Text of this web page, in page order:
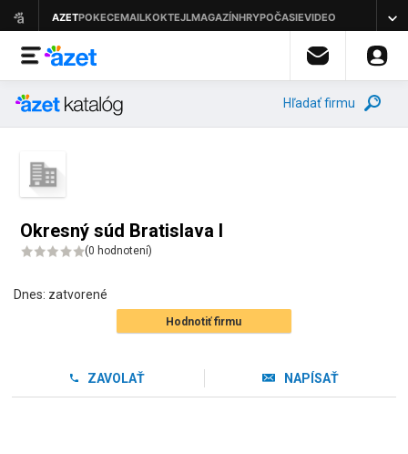
Hľadať firmu
Okresný súd Bratislava I
(0 hodnotení)
Dnes: zatvorené
Hodnotiť firmu
ZAVOLAŤ NAPÍSAŤ